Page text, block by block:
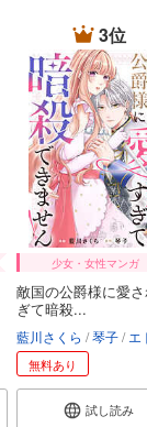
3位
少女・女性マンガ
敵国の公爵様に愛
ぎて暗殺...
藍川さくら 琴子 エトワー
無料あり
試し読み